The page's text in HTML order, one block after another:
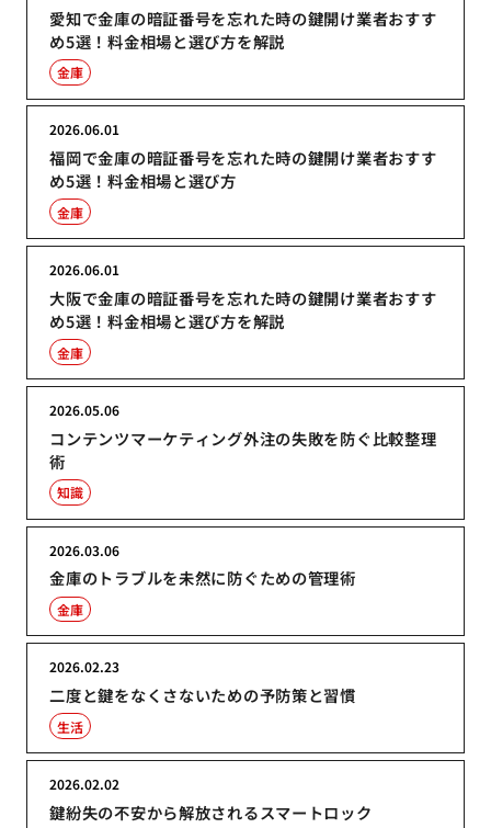
愛知で金庫の暗証番号を忘れた時の鍵開け業者おすす
め5選！料金相場と選び方を解説
金庫
福岡で金庫の暗証番号を忘れた時の鍵開け業者おすす
め5選！料金相場と選び方
2026.06.01
金庫
大阪で金庫の暗証番号を忘れた時の鍵開け業者おすす
め5選！料金相場と選び方を解説
2026.06.01
金庫
コンテンツマーケティング外注の失敗を防ぐ比較整理
術
2026.05.06
知識
金庫のトラブルを未然に防ぐための管理術
2026.03.06
金庫
二度と鍵をなくさないための予防策と習慣
2026.02.23
生活
鍵紛失の不安から解放されるスマートロック
2026.02.02